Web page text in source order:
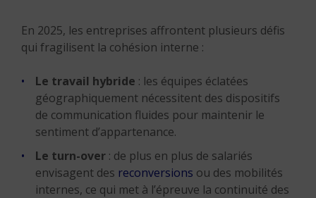
En 2025, les entreprises affrontent plusieurs défis
qui fragilisent la cohésion interne :
Le travail hybride : les équipes éclatées
géographiquement nécessitent des dispositifs
de communication fluides pour maintenir le
sentiment d’appartenance.
Le turn-over : de plus en plus de salariés
envisagent des reconversions ou des mobilités
internes, ce qui met à l’épreuve la continuité des